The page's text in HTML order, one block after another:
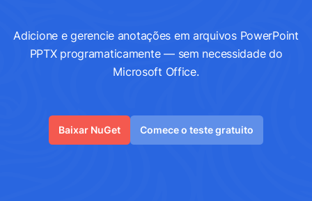
Adicione e gerencie anotações em arquivos PowerPoint
PPTX programaticamente — sem necessidade do
Microsoft Office.
Baixar NuGet Comece o teste gratuito